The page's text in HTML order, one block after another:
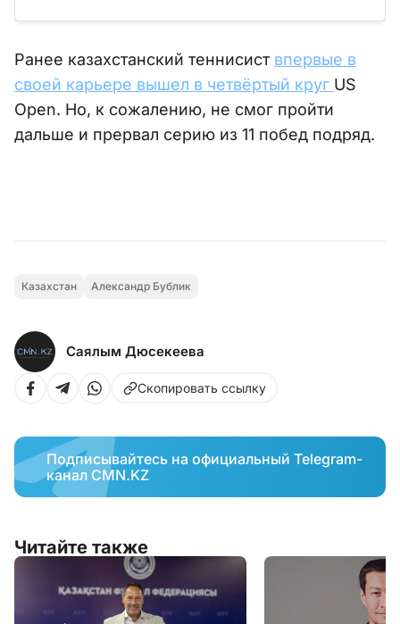
Ранее казахстанский теннисист впервые в
своей карьере вышел в четвёртый круг US
Open. Но, к сожалению, не смог пройти
дальше и прервал серию из 11 побед подряд.
Казахстан Александр Бублик
Саялым Дюсекеева
Скопировать ссылку
Подписывайтесь на официальный Telegram-
канал CMN.KZ
Читайте также